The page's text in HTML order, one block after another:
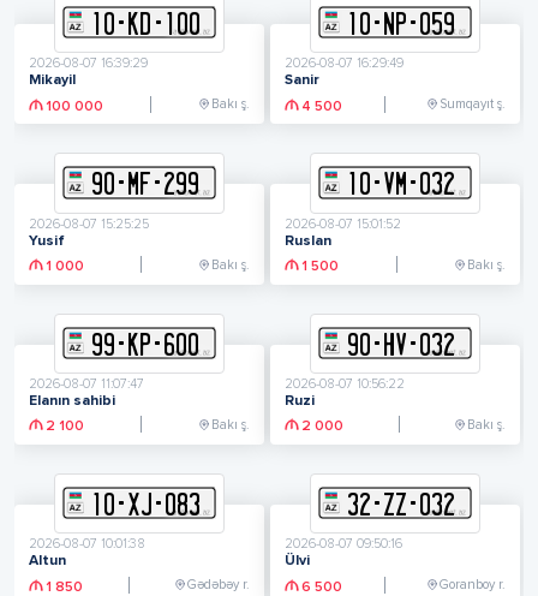
10- KD-100
2026-08-07 16:39:29
Mikayil
100 000
Bakı ş.
10- N P-059
2026-08-07 16:29:49
Sanir
4 500
Sumqayıt ş.
90- M F-299
2026-08-07 15:25:25
Yusif
1 000
Bakı ş.
10-VM -032
2026-08-07 15:01:52
Ruslan
1 500
Bakı ş.
99- KP-600
2026-08-07 11:07:47
Elanın sahibi
2 100
Bakı ş.
90-HV-032
2026-08-07 10:56:22
Ruzi
2 000
Bakı ş.
10-XJ-083
2026-08-07 10:01:38
Altun
1 850
Gədəbəy r.
32-ZZ-032
2026-08-07 09:50:16
Ülvi
6 500
Goranboy r.